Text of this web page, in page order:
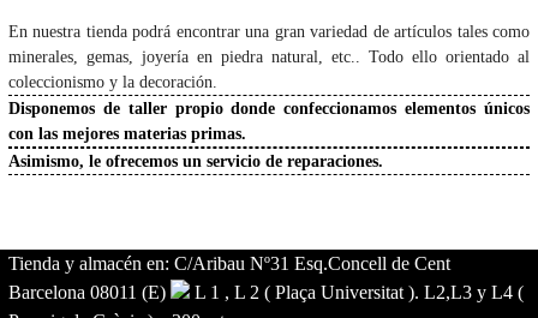
En nuestra tienda podrá encontrar una gran variedad de artículos tales como
minerales, gemas, joyería en piedra natural, etc.. Todo ello orientado al
coleccionismo y la decoración.
Disponemos de taller propio donde confeccionamos elementos únicos
con las mejores materias primas.
Asimismo, le ofrecemos un servicio de reparaciones.
Tienda y almacén en: C/Aribau Nº31 Esq.Concell de Cent
Barcelona 08011 (E)
L 1 , L 2 ( Plaça Universitat ). L2,L3 y L4 (